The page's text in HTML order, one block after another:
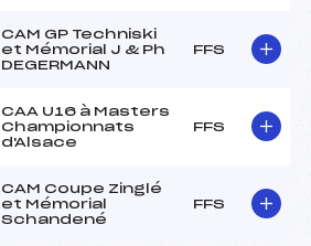
CAM GP Techniski
et Mémorial J & Ph
DEGERMANN
FFS
CAA U16 à Masters
Championnats
d'Alsace
FFS
CAM Coupe Zinglé
et Mémorial
Schandené
FFS